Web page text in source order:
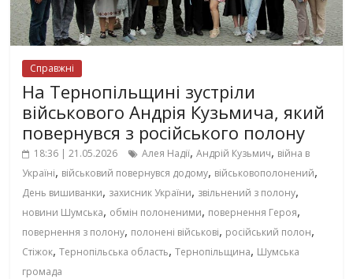
Справжні
На Тернопільщині зустріли
військового Андрія Кузьмича, який
повернувся з російського полону
18:36 | 21.05.2026 Алея Надії,Андрій Кузьмич, війна в
Україні, військовий повернувся додому, військовополонений,
День вишиванки, захисник України, звільнений з полону,
новини Шумська, обмін полоненими, повернення Героя,
повернення з полону, полонені військові, російський полон,
Стіжок,Тернопільська область,Тернопільщина, Шумська
громада